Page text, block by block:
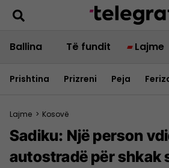
Ballina Të fundit Lajme
Prishtina Prizreni Peja
Lajme > Kosovë
Sadiku: Një person
autostradë për shkak